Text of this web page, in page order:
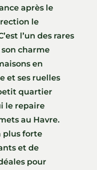
après le
le
l’un des rares
charme
en
et ses ruelles
quartier
le repaire
au Havre.
plus forte
et de
pour